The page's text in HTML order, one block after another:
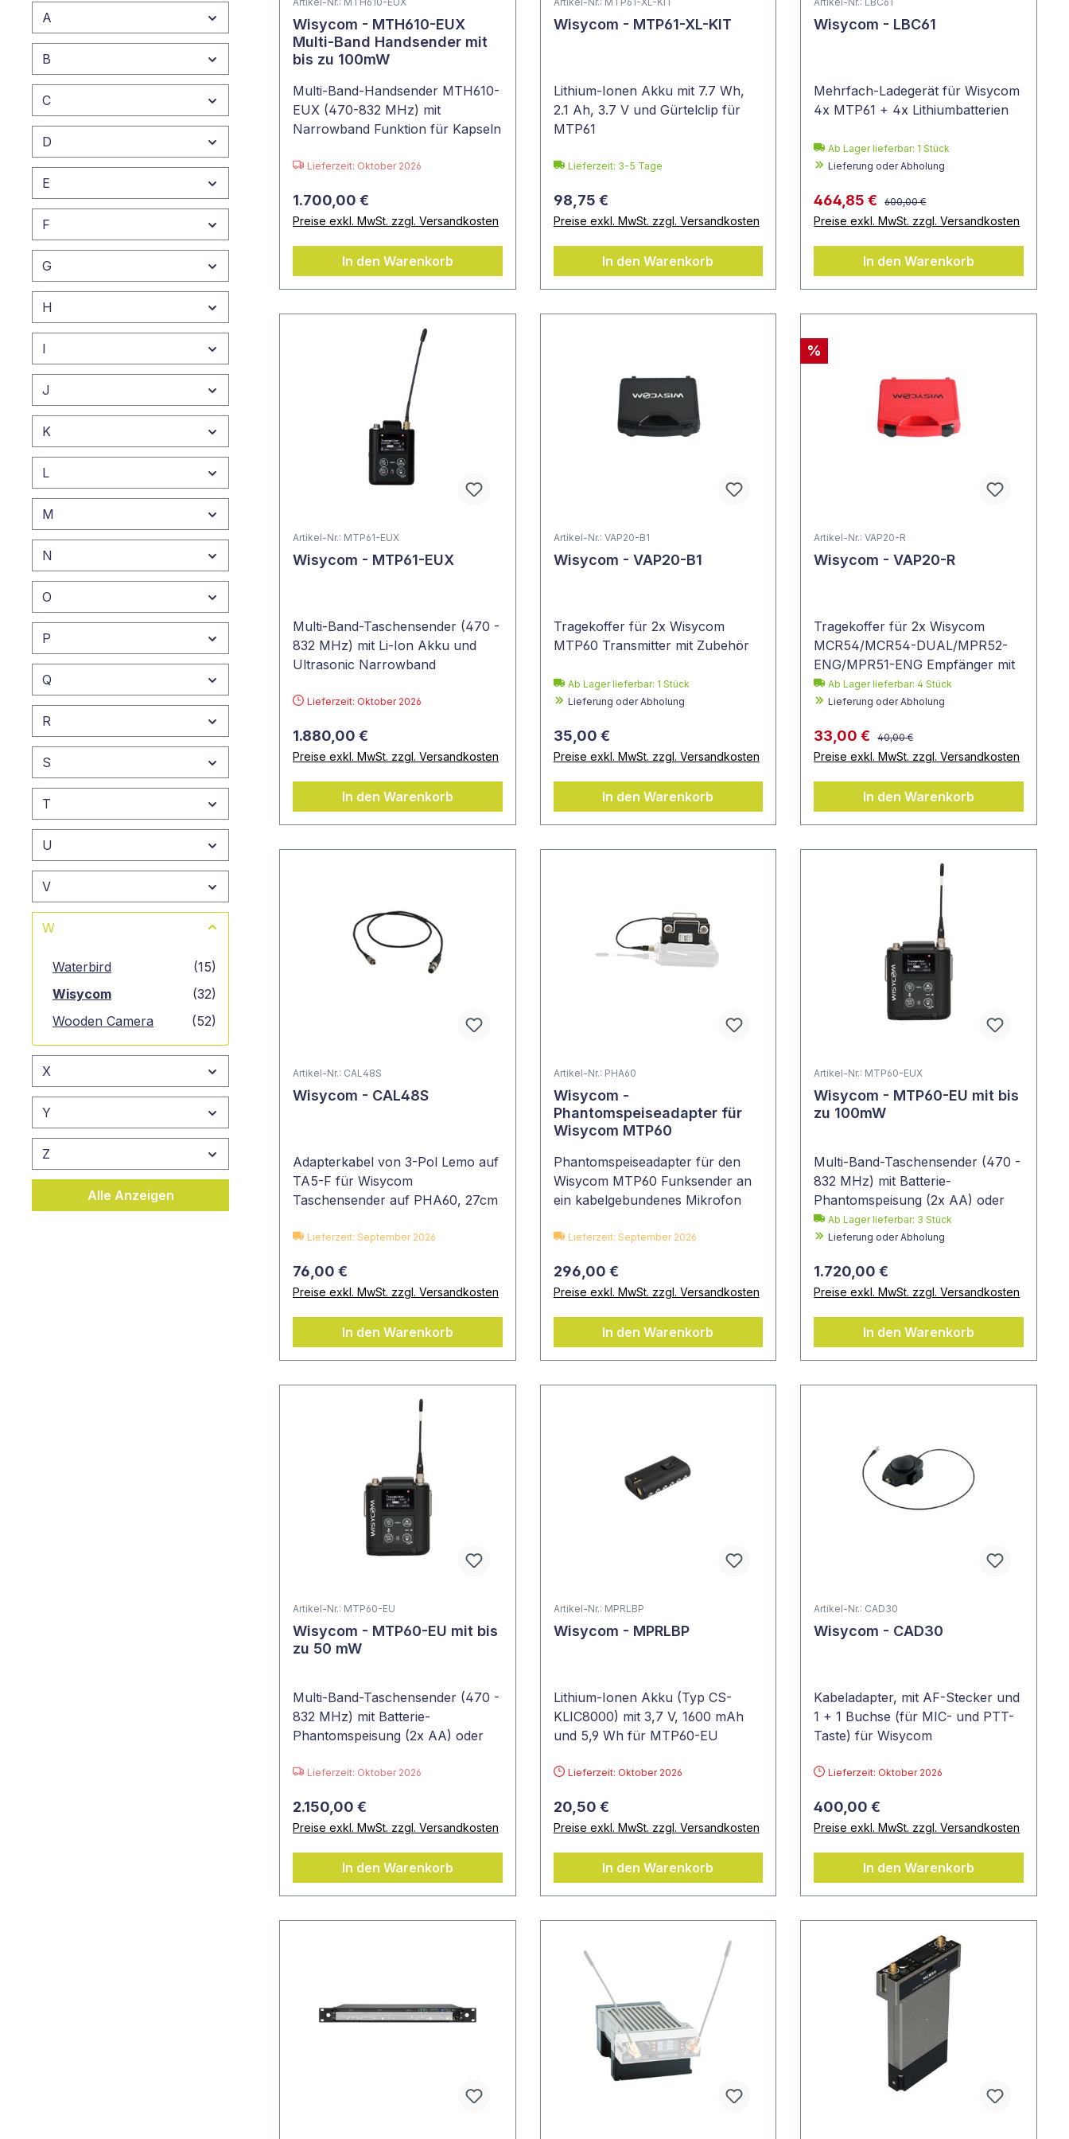
A
B
C
D
E
F
G
H
I
J
K
L
M
N
O
P
Q
R
S
T
U
V
W
(15)
Waterbird
(32)
Wisycom
(52)
Wooden Camera
X
Y
Z
Alle Anzeigen
Wisycom - MTH610-EUX
Multi-Band Handsender mit
bis zu 100mW
Multi-Band-Handsender MTH610-
EUX (470-832 MHz) mit
Narrowband Funktion für Kapseln
Lieferzeit: Oktober 2026
1.700,00 €
Preise exkl. MwSt. zzgl. Versandkosten
In den Warenkorb
Wisycom - MTP61-XL-KIT
Lithium-Ionen Akku mit 7.7 Wh,
2.1 Ah, 3.7 V und Gürtelclip für
MTP61
Lieferzeit: 3-5 Tage
98,75 €
Preise exkl. MwSt. zzgl. Versandkosten
In den Warenkorb
Wisycom - LBC61
Mehrfach-Ladegerät für Wisycom
4x MTP61 + 4x Lithiumbatterien
Ab Lager lieferbar: 1 Stück
Lieferung oder Abholung
464,85 € 600,00 €
Preise exkl. MwSt. zzgl. Versandkosten
In den Warenkorb
Artikel-Nr.: MTP61-EUX
Wisycom - MTP61-EUX
Multi-Band-Taschensender (470 -
832 MHz) mit Li-Ion Akku und
Ultrasonic Narrowband
Lieferzeit: Oktober 2026
1.880,00 €
Preise exkl. MwSt. zzgl. Versandkosten
In den Warenkorb
Artikel-Nr.: VAP20-B1
Wisycom - VAP20-B1
Tragekoffer für 2x Wisycom
MTP60 Transmitter mit Zubehör
Ab Lager lieferbar: 1 Stück
Lieferung oder Abholung
35,00 €
Preise exkl. MwSt. zzgl. Versandkosten
In den Warenkorb
%
Artikel-Nr.: VAP20-R
Wisycom - VAP20-R
Tragekoffer für 2x Wisycom
MCR54/MCR54-DUAL/MPR52-
ENG/MPR51-ENG Empfänger mit
Zubehör
Ab Lager lieferbar:4 Stück
Lieferung oder Abholung
33,00 € 40,00 €
Preise exkl. MwSt. zzgl. Versandkosten
In den Warenkorb
Artikel-Nr.: CAL48S
Wisycom - CAL48S
Adapterkabel von 3-Pol Lemo auf
TA5-F für Wisycom
Taschensender auf PHA60, 27cm
Lieferzeit: September 2026
76,00 €
Preise exkl. MwSt. zzgl. Versandkosten
In den Warenkorb
Artikel-Nr.: PHA60
Wisycom -
Phantomspeiseadapter für
Wisycom MTP60
Phantomspeiseadapter für den
Wisycom MTP60 Funksender an
ein kabelgebundenes Mikrofon
Lieferzeit: September 2026
296,00 €
Preise exkl. MwSt. zzgl. Versandkosten
In den Warenkorb
Artikel-Nr.: MTP60-EUX
Wisycom - MTP60-EU mit bis
zu 100mW
Multi-Band-Taschensender (470 -
832 MHz) mit Batterie-
Phantomspeisung (2x AA) oder
Akku mit Ultrasonic Narrowband
Ab Lager lieferbar: 3 Stück
Lieferung oder Abholung
1.720,00 €
Preise exkl. MwSt. zzgl. Versandkosten
In den Warenkorb
Artikel-Nr.: MTP60-EU
Wisycom - MTP60-EU mit bis
zu 50 mW
Multi-Band-Taschensender (470 -
832 MHz) mit Batterie-
Phantomspeisung (2x AA) oder
Lieferzeit: Oktober 2026
2.150,00 €
Preise exkl. MwSt. zzgl. Versandkosten
In den Warenkorb
Artikel-Nr.: MPRLBP
Wisycom - MPRLBP
Lithium-Ionen Akku (Typ CS-
KLIC8000) mit 3,7 V, 1600 mAh
und 5,9 Wh für MTP60-EU
Lieferzeit: Oktober 2026
20,50 €
Preise exkl. MwSt. zzgl. Versandkosten
In den Warenkorb
Artikel-Nr.: CAD30
Wisycom - CAD30
Kabeladapter, mit AF-Stecker und
1 + 1 Buchse (für MIC- und PTT-
Taste) für Wisycom
Lieferzeit: Oktober 2026
400,00 €
Preise exkl. MwSt. zzgl. Versandkosten
In den Warenkorb